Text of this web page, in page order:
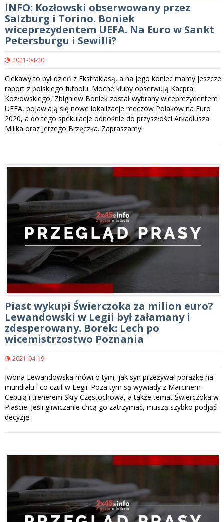
INFO: Kozłowski obserwowany przez
Salzburg i Torino. Boniek
wiceprezydentem UEFA. Na Euro w Sankt
Petersburgu i Sewilli?
2021-04-20
Ciekawy to był dzień z Ekstraklasą, a na jego koniec mamy jeszcze
raport z polskiego futbolu. Mocne kluby obserwują Kacpra
Kozłowskiego, Zbigniew Boniek został wybrany wiceprezydentem
UEFA, pojawiają się nowe lokalizacje meczów Polaków na Euro
2020, a do tego spekulacje odnośnie do przyszłości Arkadiusza
Milika oraz Jerzego Brzęczka. Zapraszamy!
Piast wykupi Świerczoka za milion euro?
Lewandowski w Legii był załamany i
zdesperowany. Borek: Lech po
wicemistrzostwo Poznania
2021-04-19
Iwona Lewandowska mówi o tym, jak syn przeżywał porażkę na
mundialu i co czuł w Legii. Poza tym są wywiady z Marcinem
Cebulą i trenerem Skry Częstochowa, a także temat Świerczoka w
Piaście. Jeśli gliwiczanie chcą go zatrzymać, muszą szybko podjąć
decyzję.